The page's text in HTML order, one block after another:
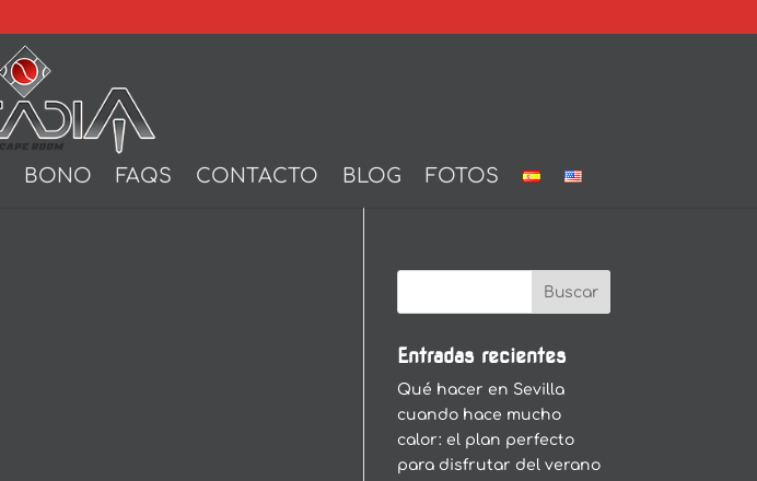
BONO FAQS CONTACTO BLOG FOTOS
Entradas recientes
Qué hacer en Sevilla
cuando hace mucho
calor: el plan perfecto
para disfrutar del verano